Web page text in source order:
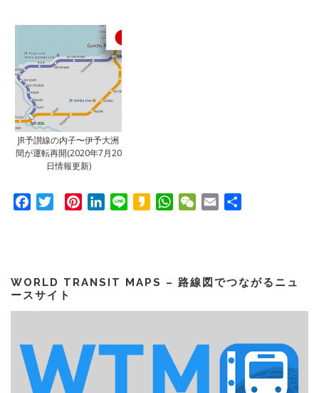
JR予讃線の内子〜伊予大洲
間が運転再開(2020年7月20
日情報更新)
Facebook
TwitterPinterestLinkedIn
Line KakaoWhatsApp
WeChat
Email
WORLD TRANSIT MAPS – 路線図でつながるニュ
ースサイト